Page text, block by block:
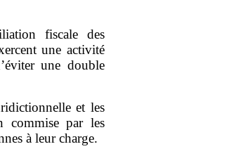
fiscale des
une activité
une double
et les
commise par les
à leur charge.